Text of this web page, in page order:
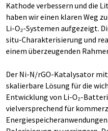
Kathode verbessern und die
haben wir einen klaren Weg
Li-O₂-Systemen aufgezeigt.
situ-Charakterisierung und
einem überzeugenden
Der Ni-N/rGO-Katalysator
skalierbare Lösung für die
Entwicklung von Li-O₂-
vielversprechend für